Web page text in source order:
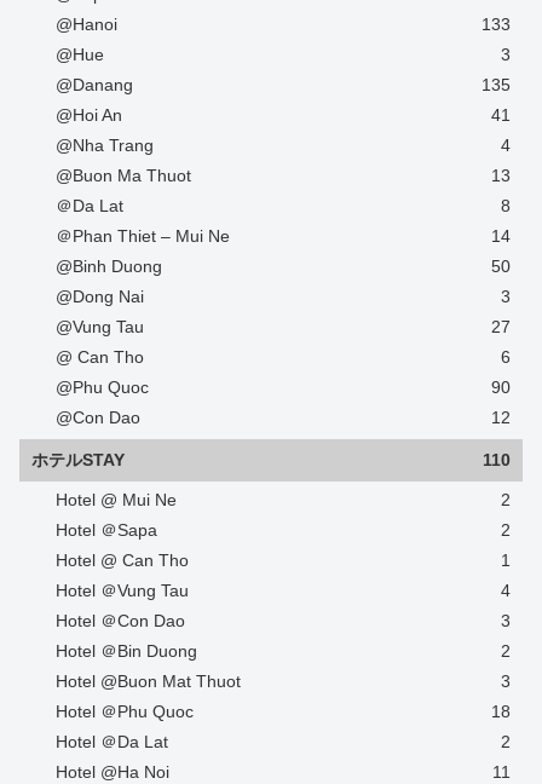
@Hanoi
133
@Hue
3
@Danang
135
@Hoi An
41
@Nha Trang
4
@Buon Ma Thuot
13
＠Da Lat
8
＠Phan Thiet – Mui Ne
14
@Binh Duong
50
@Dong Nai
3
@Vung Tau
27
@ Can Tho
6
@Phu Quoc
90
@Con Dao
12
ホテルSTAY 110
Hotel @ Mui Ne
2
Hotel ＠Sapa
2
Hotel @ Can Tho
1
Hotel ＠Vung Tau
4
Hotel ＠Con Dao
3
Hotel ＠Bin Duong
2
Hotel @Buon Mat Thuot
3
Hotel ＠Phu Quoc
18
Hotel ＠Da Lat
2
Hotel @Ha Noi
11